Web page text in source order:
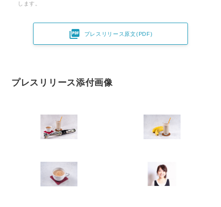
します。
 プレスリリース原文(PDF)
プレスリリース添付画像